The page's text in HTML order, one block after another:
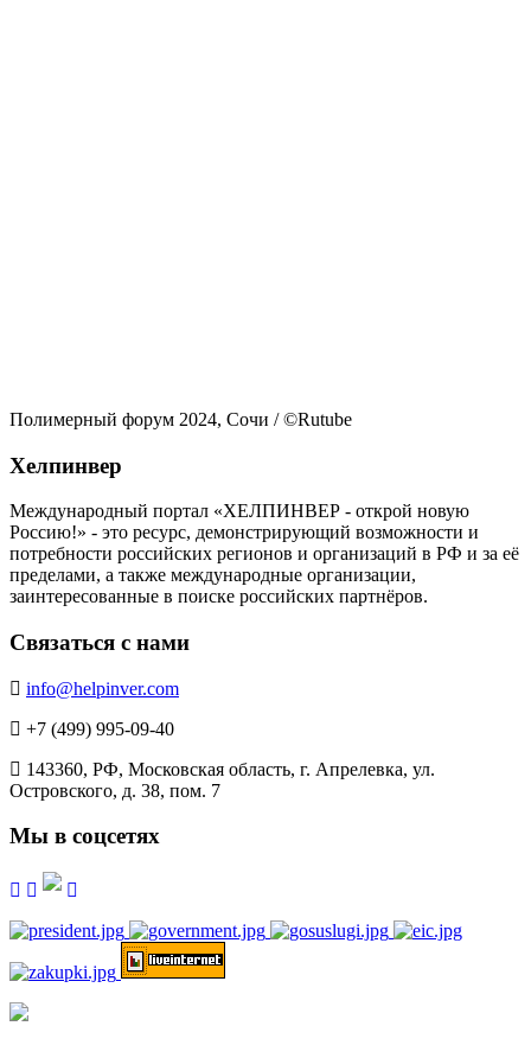
Полимерный форум 2024, Сочи / ©Rutube
Хелпинвер
Международный портал «ХЕЛПИНВЕР - открой новую
Россию!» - это ресурс, демонстрирующий возможности и
потребности российских регионов и организаций в РФ и за её
пределами, а также международные организации,
заинтересованные в поиске российских партнёров.
Связаться с нами
info@helpinver.com
+7 (499) 995-09-40
143360, РФ, Московская область, г. Апрелевка, ул.
Островского, д. 38, пом. 7
Мы в соцсетях